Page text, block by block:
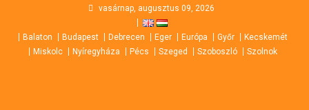
content
vasárnap, augusztus 09, 2026
Balaton Budapest Debrecen Eger Európa Győr
Kecskemét
Miskolc
Nyíregyháza Pécs Szeged Szoboszló Szolnok